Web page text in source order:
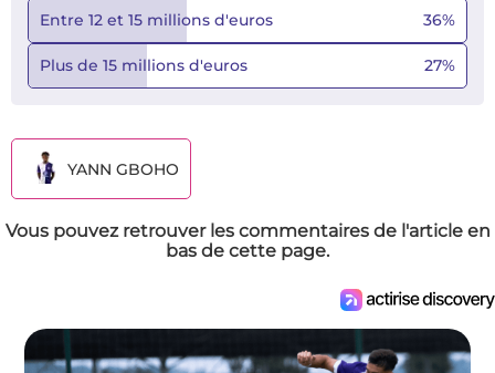
Entre 12 et 15 millions d'euros 36%
Plus de 15 millions d'euros 27%
YANN GBOHO
Vous pouvez retrouver les commentaires de l'article en
bas de cette page.